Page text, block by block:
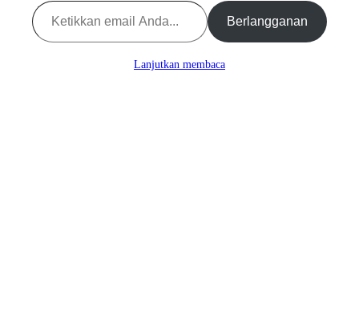
Berlangganan
Lanjutkan membaca